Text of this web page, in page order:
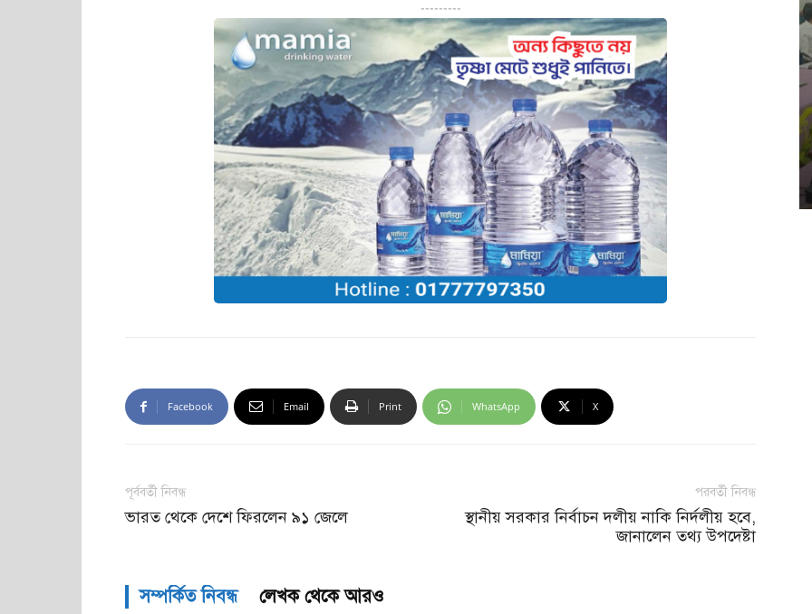
---------
Facebook Email Print WhatsApp X
পূর্ববর্তী নিবন্ধ
ভারত থেকে দেশে ফিরলেন ৯১ জেলে
পরবর্তী নিবন্ধ
স্থানীয় সরকার নির্বাচন দলীয় নাকি নির্দলীয় হবে,
জানালেন তথ্য উপদেষ্টা
সম্পর্কিত নিবন্ধ লেখক থেকে আরও